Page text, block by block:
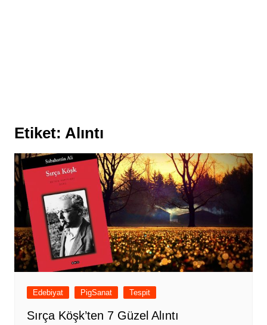
Etiket: Alıntı
Edebiyat PigSanat Tespit
Sırça Köşk’ten 7 Güzel Alıntı